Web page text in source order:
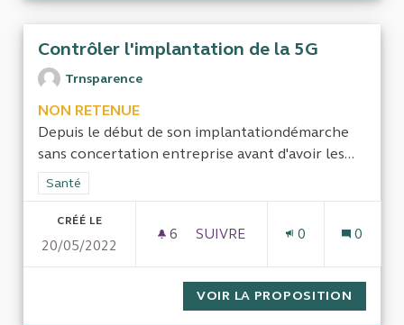
Contrôler l'implantation de la 5G
Trnsparence
NON RETENUE
Depuis le début de son implantationdémarche
sans concertation entreprise avant d'avoir les...
Filtrer les résultats de la catégorie : Santé
Santé
CRÉÉ LE
20/05/2022
6 6 ABONNÉS
SUIVRE
0 0
VOIR LA PROPOSITION